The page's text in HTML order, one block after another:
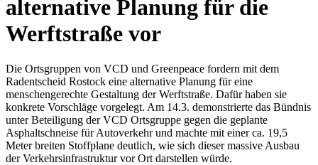
alternative Planung für die
Werftstraße vor
Die Ortsgruppen von VCD und Greenpeace fordern mit dem
Radentscheid Rostock eine alternative Planung für eine
menschengerechte Gestaltung der Werftstraße. Dafür haben sie
konkrete Vorschläge vorgelegt. Am 14.3. demonstrierte das Bündnis
unter Beteiligung der VCD Ortsgruppe gegen die geplante
Asphaltschneise für Autoverkehr und machte mit einer ca. 19,5
Meter breiten Stoffplane deutlich, wie sich dieser massive Ausbau
der Verkehrsinfrastruktur vor Ort darstellen würde.